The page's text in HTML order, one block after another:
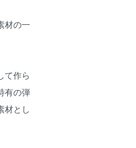
材の一
て作ら
有の弾
材とし